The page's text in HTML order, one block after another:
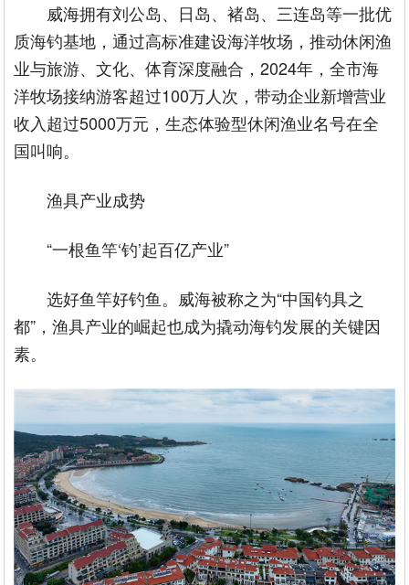
威海拥有刘公岛、日岛、褚岛、三连岛等一批优
质海钓基地，通过高标准建设海洋牧场，推动休闲渔
业与旅游、文化、体育深度融合，2024年，全市海
洋牧场接纳游客超过100万人次，带动企业新增营业
收入超过5000万元，生态体验型休闲渔业名号在全
国叫响。
渔具产业成势
“一根鱼竿‘钓’起百亿产业”
选好鱼竿好钓鱼。威海被称之为“中国钓具之
都”，渔具产业的崛起也成为撬动海钓发展的关键因
素。